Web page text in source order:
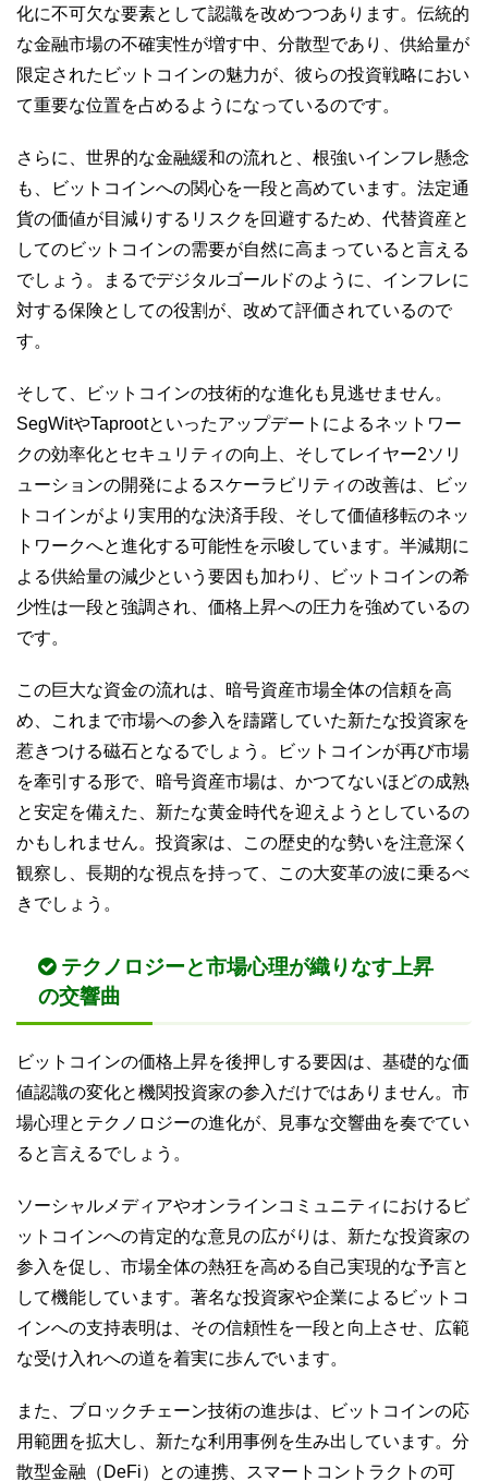
化に不可欠な要素として認識を改めつつあります。伝統的
な金融市場の不確実性が増す中、分散型であり、供給量が
限定されたビットコインの魅力が、彼らの投資戦略におい
て重要な位置を占めるようになっているのです。
さらに、世界的な金融緩和の流れと、根強いインフレ懸念
も、ビットコインへの関心を一段と高めています。法定通
貨の価値が目減りするリスクを回避するため、代替資産と
してのビットコインの需要が自然に高まっていると言える
でしょう。まるでデジタルゴールドのように、インフレに
対する保険としての役割が、改めて評価されているので
す。
そして、ビットコインの技術的な進化も見逃せません。
SegWitやTaprootといったアップデートによるネットワー
クの効率化とセキュリティの向上、そしてレイヤー2ソリ
ューションの開発によるスケーラビリティの改善は、ビッ
トコインがより実用的な決済手段、そして価値移転のネッ
トワークへと進化する可能性を示唆しています。半減期に
よる供給量の減少という要因も加わり、ビットコインの希
少性は一段と強調され、価格上昇への圧力を強めているの
です。
この巨大な資金の流れは、暗号資産市場全体の信頼を高
め、これまで市場への参入を躊躇していた新たな投資家を
惹きつける磁石となるでしょう。ビットコインが再び市場
を牽引する形で、暗号資産市場は、かつてないほどの成熟
と安定を備えた、新たな黄金時代を迎えようとしているの
かもしれません。投資家は、この歴史的な勢いを注意深く
観察し、長期的な視点を持って、この大変革の波に乗るべ
きでしょう。
テクノロジーと市場心理が織りなす上昇
の交響曲
ビットコインの価格上昇を後押しする要因は、基礎的な価
値認識の変化と機関投資家の参入だけではありません。市
場心理とテクノロジーの進化が、見事な交響曲を奏でてい
ると言えるでしょう。
ソーシャルメディアやオンラインコミュニティにおけるビ
ットコインへの肯定的な意見の広がりは、新たな投資家の
参入を促し、市場全体の熱狂を高める自己実現的な予言と
して機能しています。著名な投資家や企業によるビットコ
インへの支持表明は、その信頼性を一段と向上させ、広範
な受け入れへの道を着実に歩んでいます。
また、ブロックチェーン技術の進歩は、ビットコインの応
用範囲を拡大し、新たな利用事例を生み出しています。分
散型金融（DeFi）との連携、スマートコントラクトの可